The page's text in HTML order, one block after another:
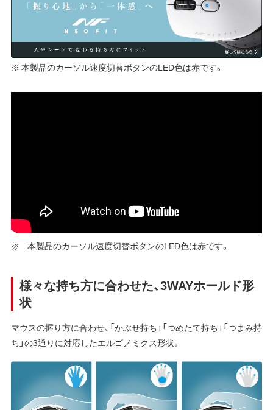
※ 本製品のカーソル速度切替ボタンのLED色は赤です。
本製品のカーソル速度切替ボタンのLED色は赤です。
様々な持ち方に合わせた、3WAYホールド形
状
マウスの握り方に合わせ、「かぶせ持ち」「つめたて持ち」「つまみ持
ち」の3通りに対応したエルゴノミクス形状。